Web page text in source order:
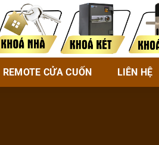
REMOTE CỬA CUỐN LIÊN HỆ